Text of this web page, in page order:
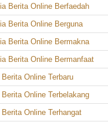
Berita Online Berfaedah
Berita Online Berguna
Berita Online Bermakna
Berita Online Bermanfaat
Online Terbaru
Online Terbelakang
Online Terhangat